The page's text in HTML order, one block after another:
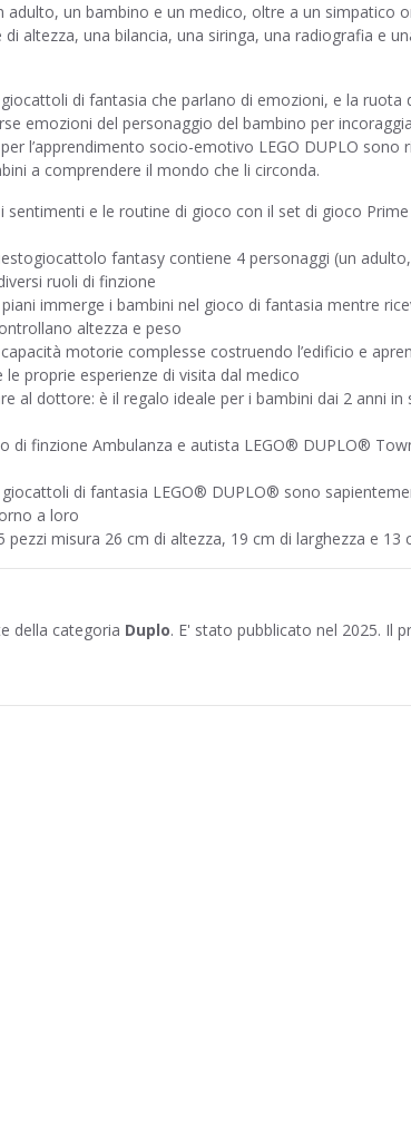
un bambino e un medico, oltre a un simpatico
altezza, una bilancia, una siringa, una radiografia e
di fantasia che parlano di emozioni, e la ruota
emozioni del personaggio del bambino per
l’apprendimento socio-emotivo LEGO DUPLO sono
a comprendere il mondo che li circonda.
e le routine di gioco con il set di gioco Prime
fantasy contiene 4 personaggi (un
ruoli di finzione
immerge i bambini nel gioco di fantasia mentre
altezza e peso
motorie complesse costruendo l’edificio e
proprie esperienze di visita dal medico
al dottore: è il regalo ideale per i bambini dai 2 anni in
finzione Ambulanza e autista LEGO® DUPLO®
di fantasia LEGO® DUPLO® sono
a loro
misura 26 cm di altezza, 19 cm di larghezza e 13
della categoria Duplo. E' stato pubblicato nel 2025. Il